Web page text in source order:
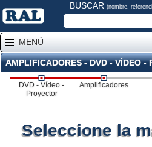
BUSCAR (nombre,
MENÚ
AMPLIFICADORES - DVD - VÍDEO -
DVD - Vídeo -
Proyector
Amplificadores
Seleccione la